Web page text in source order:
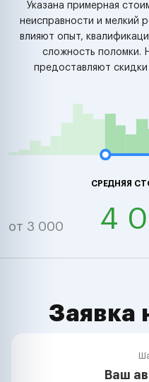
Указана примерная
неисправности и мелкий
влияют опыт,
сложность поломки.
предоставляют
СРЕДНЯЯ
от 3 000 4
Заявка
Ваш